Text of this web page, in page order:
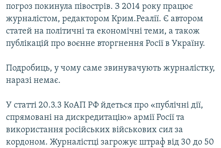
погроз покинула півострів. З 2014 року працює
журналістом, редактором Крим.Реалії. Є автором
статей на політичні та економічні теми, а також
публікацій про воєнне вторгнення Росії в Україну.
Подробиць, у чому саме звинувачують журналістку,
наразі немає.
У статті 20.3.3 КоАП РФ йдеться про «публічні дії,
спрямовані на дискредитацію» армії Росії та
використання російських військових сил за
кордоном. Журналістці загрожує штраф від 30 до 50